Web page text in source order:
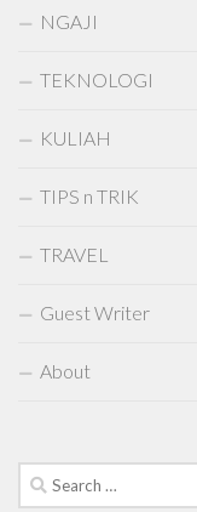
NGAJI
TEKNOLOGI
KULIAH
TIPS n TRIK
TRAVEL
Guest Writer
About
Search
for: